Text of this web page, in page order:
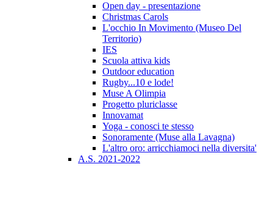
Open day - presentazione
Christmas Carols
L'occhio In Movimento (Museo Del
Territorio)
IES
Scuola attiva kids
Outdoor education
Rugby...10 e lode!
Muse A Olimpia
Progetto pluriclasse
Innovamat
Yoga - conosci te stesso
Sonoramente (Muse alla Lavagna)
L'altro oro: arricchiamoci nella diversita'
A.S. 2021-2022